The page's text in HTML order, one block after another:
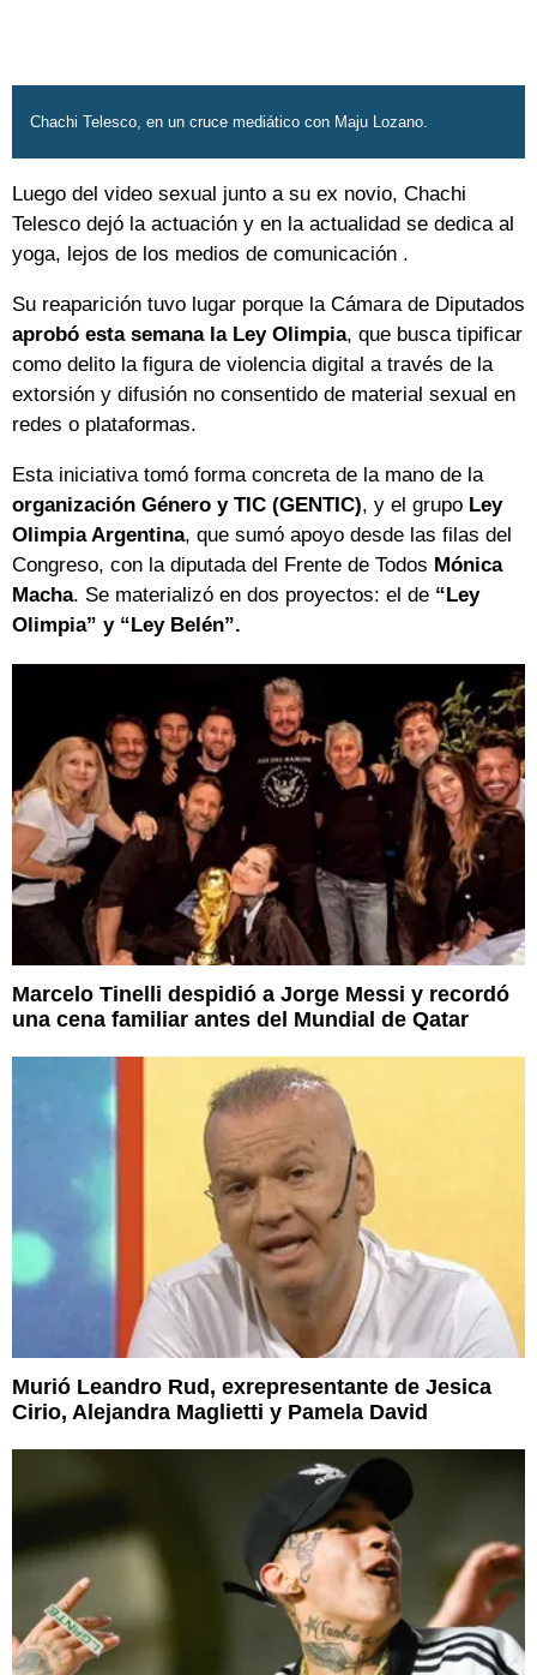
Chachi Telesco, en un cruce mediático con Maju Lozano.
Luego del video sexual junto a su ex novio, Chachi
Telesco dejó la actuación y en la actualidad se dedica al
yoga, lejos de los medios de comunicación .
Su reaparición tuvo lugar porque la Cámara de Diputados
aprobó esta semana la Ley Olimpia, que busca tipificar
como delito la figura de violencia digital a través de la
extorsión y difusión no consentido de material sexual en
redes o plataformas.
Esta iniciativa tomó forma concreta de la mano de la
organización Género y TIC (GENTIC), y el grupo Ley
Olimpia Argentina, que sumó apoyo desde las filas del
Congreso, con la diputada del Frente de Todos Mónica
Macha. Se materializó en dos proyectos: el de “Ley
Olimpia” y “Ley Belén”.
Marcelo Tinelli despidió a Jorge Messi y recordó
una cena familiar antes del Mundial de Qatar
Murió Leandro Rud, exrepresentante de Jesica
Cirio, Alejandra Maglietti y Pamela David